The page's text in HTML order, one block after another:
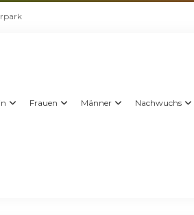
Frauen Männer Nachwuchs